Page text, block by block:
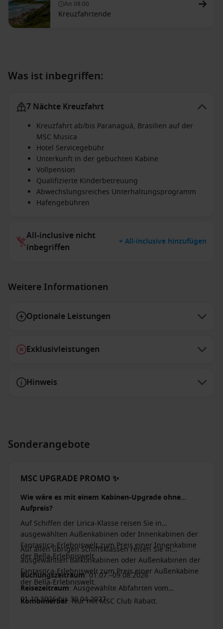
An 08:00
Kreuzfahrtende
Was ist inbegriffen:
7 Nächte Kreuzfahrt
Kreuzfahrt ab/bis Paranaguá, Brasilien auf der
MSC Musica
Hotel Servicegebühr
Unterkunft in der gebuchten Kabine
Vollpension
Qualifizierte Kinderbetreuung
Abwechslungsreiches Unterhaltungsprogramm
Hafengebühren
All-inclusive nicht
inbegriffen
+ All-inclusive hinzufügen
Weitere Informationen
Optionale Leistungen
Exklusivleistungen
Hinweis
Sonderangebote
MSC UPGRADE PROMO ✨
Wie wäre es mit einem Kabinen-Upgrade ohne
Aufpreis?
Auf Schiffen der Lirica-Klasse reisen Sie in
ausgewählten Außenkabinen oder Innenkabinen der
Fantastica-Erlebniswelt zum Preis einer Innenkabine
der Bella-Erlebniswelt.
Auf allen übrigen Schiffsklassen reisen Sie in
ausgewählten Balkonkabinen oder Außenkabinen der
Fantastica-Erlebniswelt zum Preis einer Außenkabine
der Bella-Erlebniswelt.
Buchungszeitraum: 01.07.–09.08.2026
Reisezeitraum: Ausgewählte Abfahrten vom
01.10.2026 bis 30.04.2027.
Kombinierbar: Nur mit MSC Club Rabatt.